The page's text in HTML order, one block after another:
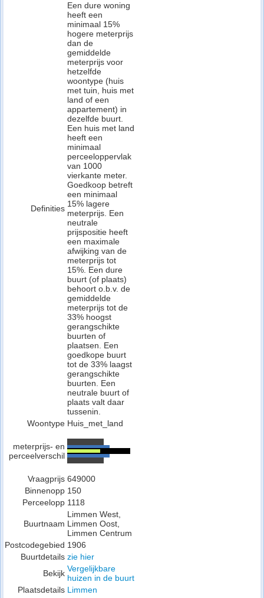
Definities
Een dure woning
heeft een
minimaal 15%
hogere meterprijs
dan de
gemiddelde
meterprijs voor
hetzelfde
woontype (huis
met tuin, huis met
land of een
appartement) in
dezelfde buurt.
Een huis met land
heeft een
minimaal
perceeloppervlak
van 1000
vierkante meter.
Goedkoop betreft
een minimaal
15% lagere
meterprijs. Een
neutrale
prijspositie heeft
een maximale
afwijking van de
meterprijs tot
15%. Een dure
buurt (of plaats)
behoort o.b.v. de
gemiddelde
meterprijs tot de
33% hoogst
gerangschikte
buurten of
plaatsen. Een
goedkope buurt
tot de 33% laagst
gerangschikte
buurten. Een
neutrale buurt of
plaats valt daar
tussenin.
Woontype Huis_met_land
meterprijs- en
perceelverschil
Vraagprijs 649000
Binnenopp 150
Perceelopp 1118
Buurtnaam
Limmen West,
Limmen Oost,
Limmen Centrum
Postcodegebied 1906
Buurtdetails zie hier
Bekijk Vergelijkbare
huizen in de buurt
Plaatsdetails Limmen